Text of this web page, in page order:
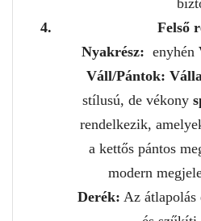
Felső
Nyakrész: enyhén
Váll/Pántok:
stílusú, de vékony
rendelkezik,
a kettős pántos
modern
Derék: Az átlapolás